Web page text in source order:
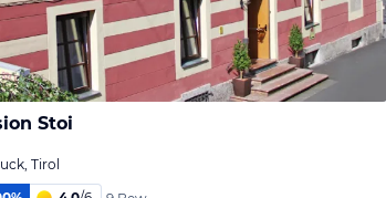
Stoi
Tirol